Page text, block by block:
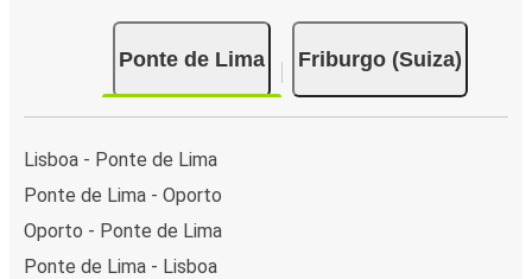
Ponte de Lima Friburgo (Suiza)
Lisboa - Ponte de Lima
Ponte de Lima - Oporto
Oporto - Ponte de Lima
Ponte de Lima - Lisboa